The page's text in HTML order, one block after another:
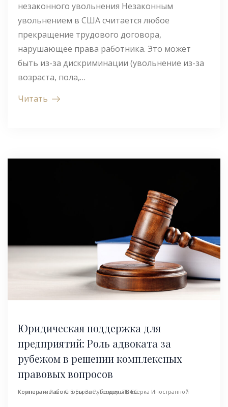
незаконного увольнения Незаконным
увольнением в США считается любое
прекращение трудового договора,
нарушающее права работника. Это может
быть из-за дискриминации (увольнение из-за
возраста, пола,…
Читать
Юридическая поддержка для
предприятий: Роль адвоката за
рубежом в решении комплексных
правовых вопросов
Корпоративные Споры За Рубежом,
Проверка Иностранной Компании,Работа В Европе,Тендеры В ЕС